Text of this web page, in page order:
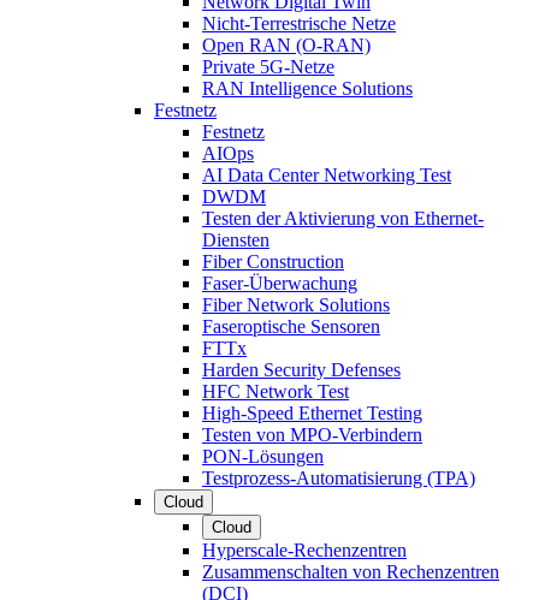
Nicht-Terrestrische Netze
Open RAN (O-RAN)
Private 5G-Netze
RAN Intelligence Solutions
Festnetz
Festnetz
AIOps
AI Data Center Networking Test
DWDM
Testen der Aktivierung von Ethernet-
Diensten
Fiber Construction
Faser-Überwachung
Fiber Network Solutions
Faseroptische Sensoren
FTTx
Harden Security Defenses
HFC Network Test
High-Speed Ethernet Testing
Testen von MPO-Verbindern
PON-Lösungen
Testprozess-Automatisierung (TPA)
Cloud
Cloud
Hyperscale-Rechenzentren
Zusammenschalten von Rechenzentren
(DCI)